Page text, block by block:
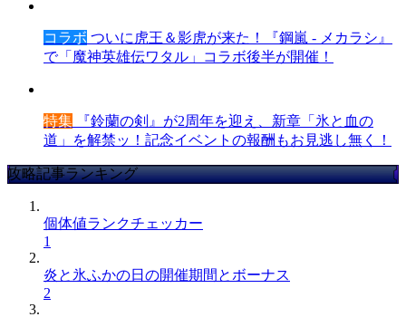
コラボ ついに虎王＆影虎が来た！『鋼嵐 - メカラシ』
で「魔神英雄伝ワタル」コラボ後半が開催！
特集 『鈴蘭の剣』が2周年を迎え、新章「氷と血の
道」を解禁ッ！記念イベントの報酬もお見逃し無く！
攻略記事ランキング
個体値ランクチェッカー
1
炎と氷ふかの日の開催期間とボーナス
2